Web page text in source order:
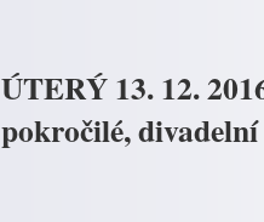
ÚTERÝ 13. 12.
pokročilé,